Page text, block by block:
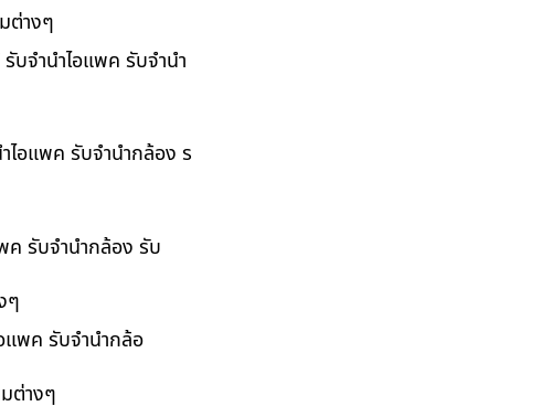
ต่างๆ
บจำนำไอแพค รับจำนำ
ไอแพค รับจำนำกล้อง ร
ค รับจำนำกล้อง รับ
ๆ
แพค รับจำนำกล้อ
ต่างๆ